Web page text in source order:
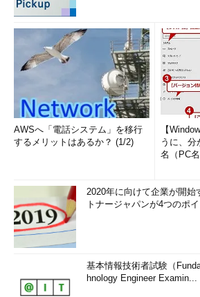
AWSへ「電話システム」を移行
するメリットはあるか？ (1/2)
【
うに、分
名（PC
2020年に向けて企業が開始
トナージャパンが4つのポ
基本情報技術者試験（
hnology Engineer Examin...